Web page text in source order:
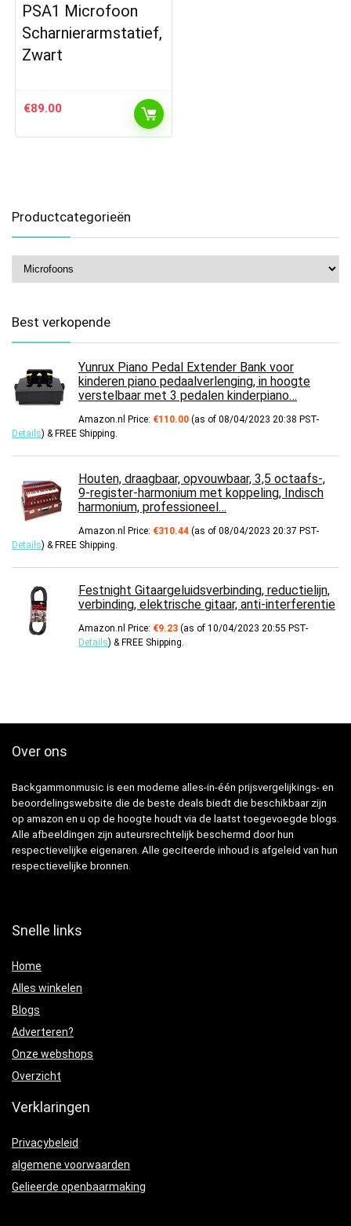
PSA1 Microfoon
Scharnierarmstatief,
Zwart
€89.00
Productcategorieën
Best verkopende
Yunrux Piano Pedal Extender Bank voor
kinderen piano pedaalverlenging, in hoogte
verstelbaar met 3 pedalen kinderpiano…
Amazon.nl Price: €110.00 (as of 08/04/2023 20:38 PST-
Details) & FREE Shipping
Houten, draagbaar, opvouwbaar, 3,5 octaafs-,
9-register-harmonium met koppeling, Indisch
harmonium, professioneel…
Amazon.nl Price: €310.44 (as of 08/04/2023 20:37 PST-
Details) & FREE Shipping
Festnight Gitaargeluidsverbinding, reductielijn,
verbinding, elektrische gitaar, anti-interferentie
Amazon.nl Price: €9.23 (as of 10/04/2023 20:55 PST-
Details) & FREE Shipping
Over ons
Backgammonmusic is een moderne alles-in-één prijsvergelijkings- en
beoordelingswebsite die de beste deals biedt die beschikbaar zijn
op amazon en u op de hoogte houdt via de laatst toegevoegde blogs.
Alle afbeeldingen zijn auteursrechtelijk beschermd door hun
respectievelijke eigenaren. Alle geciteerde inhoud is afgeleid van hun
respectievelijke bronnen.
Snelle links
Home
Alles winkelen
Blogs
Adverteren?
Onze webshops
Overzicht
Verklaringen
Privacybeleid
algemene voorwaarden
Gelieerde openbaarmaking